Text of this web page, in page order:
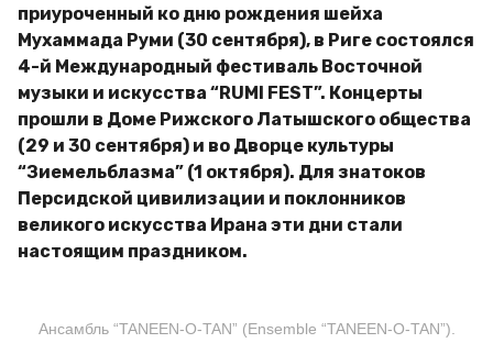
приуроченный ко дню рождения шейха
Мухаммада Руми (30 сентября), в Риге состоялся
4-й Международный фестиваль Восточной
музыки и искусства “RUMI FEST”. Концерты
прошли в Доме Рижского Латышского общества
(29 и 30 сентября) и во Дворце культуры
“Зиемельблазма” (1 октября). Для знатоков
Персидской цивилизации и поклонников
великого искусства Ирана эти дни стали
настоящим праздником.
Ансамбль “TANEEN-O-TAN” (Ensemble “TANEEN-O-TAN”).